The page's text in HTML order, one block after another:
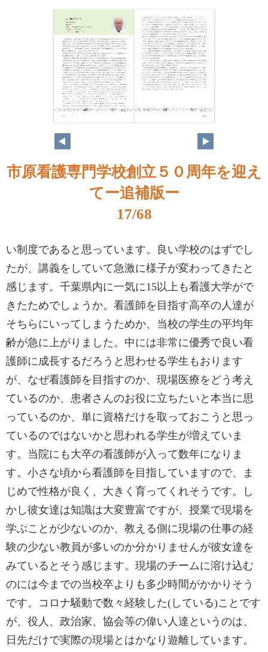
市原看護専門学校創立５０周年を迎え
てー追補版ー
17/68
い制度であると思っています。良い学校のはずでし
たが、講義をしていて急激に様子が変わってきたと
感じます。千葉県内に一気に15以上も看護大学がで
きたためでしょうか。看護師を目指す高卒の人達が
そちらにいってしまうためか、当校の学生の平均年
齢が急に上がりました。中には非常に優秀で良い看
護師に成長するだろうと思わせる学生もおります
が、なぜ看護師を目指すのか、現場医療をどう考え
ているのか、患者さんのお役に立ちたいと本当に思
っているのか、単に資格だけを取っておこうと思っ
ているのではないかと思われる学生が増えていま
す。当院にも大卒の看護師が入って数年になりま
す。小さな頃から看護師を目指していますので、ま
じめで性格が良く、大きく育ってくれそうです。し
かし彼女達は知識は大変豊富ですが、授業で現場を
学ぶことが少ないのか、教える側に現場の仕事の経
験の少ない教員が多いのか分かりませんが彼女達を
みているとそう感じます。現場のチームに溶け込む
のには今までの当校卒よりも多少時間がかかりそう
です。コロナ騒動で数々経験した(している)ことです
が、役人、政治家、協会等の偉い人達というのは、
日先だけで実際の現場とはかなり遊離しています。